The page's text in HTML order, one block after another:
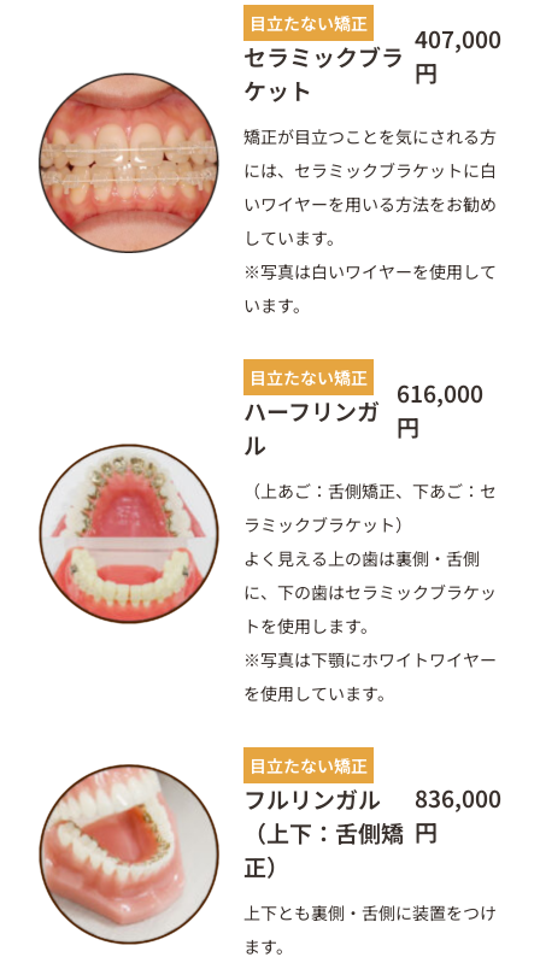
目立たない矯正
セラミックブラ
ケット
407,000
円
矯正が目立つことを気にされる方
には、セラミックブラケットに白
いワイヤーを用いる方法をお勧め
しています。
※写真は白いワイヤーを使用して
います。
目立たない矯正
ハーフリンガ
ル
616,000
円
（上あご：舌側矯正、下あご：セ
ラミックブラケット）
よく見える上の歯は裏側・舌側
に、下の歯はセラミックブラケッ
トを使用します。
※写真は下顎にホワイトワイヤー
を使用しています。
目立たない矯正
フルリンガル
（上下：舌側矯
正）
836,000
円
上下とも裏側・舌側に装置をつけ
ます。